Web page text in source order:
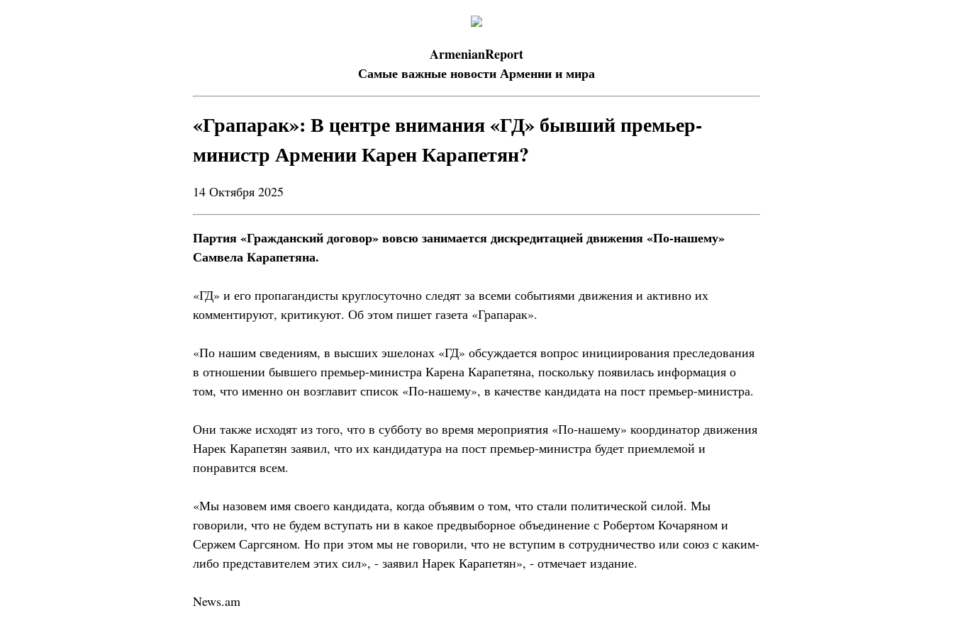
ArmenianReport
Самые важные новости Армении и мира
«Грапарак»: В центре внимания «ГД» бывший премьер-
министр Армении Карен Карапетян?
14 Октября 2025
Партия «Гражданский договор» вовсю занимается дискредитацией движения «По-нашему»
Самвела Карапетяна.
«ГД» и его пропагандисты круглосуточно следят за всеми событиями движения и активно их
комментируют, критикуют. Об этом пишет газета «Грапарак».
«По нашим сведениям, в высших эшелонах «ГД» обсуждается вопрос инициирования преследования
в отношении бывшего премьер-министра Карена Карапетяна, поскольку появилась информация о
том, что именно он возглавит список «По-нашему», в качестве кандидата на пост премьер-министра.
Они также исходят из того, что в субботу во время мероприятия «По-нашему» координатор движения
Нарек Карапетян заявил, что их кандидатура на пост премьер-министра будет приемлемой и
понравится всем.
«Мы назовем имя своего кандидата, когда объявим о том, что стали политической силой. Мы
говорили, что не будем вступать ни в какое предвыборное объединение с Робертом Кочаряном и
Сержем Саргсяном. Но при этом мы не говорили, что не вступим в сотрудничество или союз с каким-
либо представителем этих сил», - заявил Нарек Карапетян», - отмечает издание.
News.am